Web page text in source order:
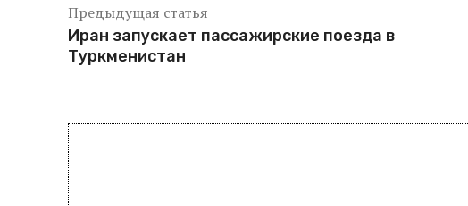
Предыдущая статья
Иран запускает пассажирские поезда в
Туркменистан